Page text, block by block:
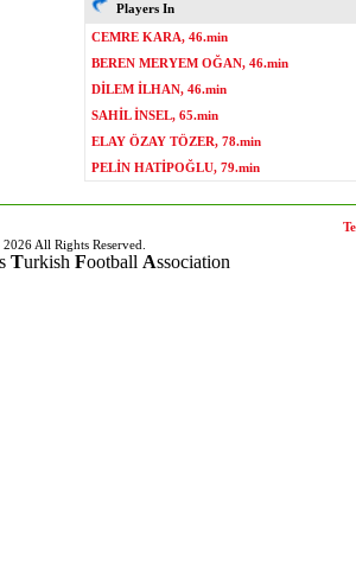
Players In
CEMRE KARA, 46.min
BEREN MERYEM OĞAN, 46.min
DİLEM İLHAN, 46.min
SAHİL İNSEL, 65.min
ELAY ÖZAY TÖZER, 78.min
PELİN HATİPOĞLU, 79.min
All Rights Reserved.
Turkish Football Association